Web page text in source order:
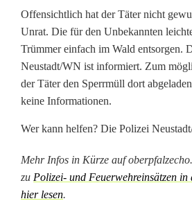
d
i
s
t
k
e
i
Offensichtlich hat der Täter nicht
Unrat. Die für den Unbekannten
Trümmer einfach im Wald entsorgen.
Neustadt/WN ist informiert. Zum
der Täter den Sperrmüll dort
keine Informationen.
Wer kann helfen? Die Polizei
Mehr Infos in Kürze auf
zu Polizei- und Feuerwehreinsätzen
hier lesen.